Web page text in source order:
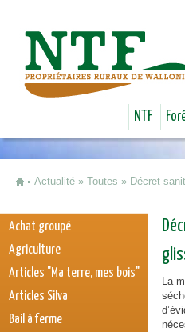
NTF
Actualité » Toutes » Décret
La
Achat groupé
Agriculture
Articles "Ma terre, mes bois"
Articles Silva
Bail à ferme